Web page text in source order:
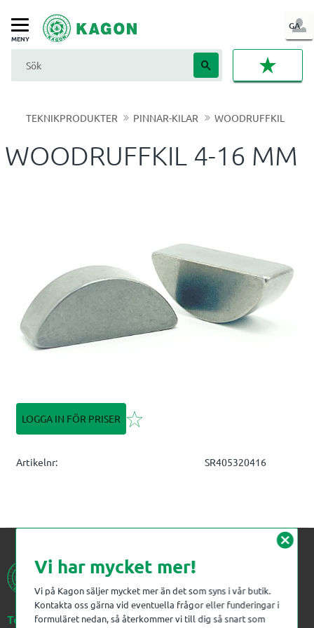
Meny
GA
IN
TEKNIKPRODUKTER PINNAR-KILAR WOODRUFFKIL
WOODRUFFKIL 4-16 MM
LOGGA IN FÖR PRISER Lägg till i favoriter
Artikelnr SR405320416
Telefon:023-383 18 00
cancel
Vi har mycket mer!
Vi på Kagon säljer mycket mer än det som syns i vår butik.
Kontakta oss gärna vid eventuella frågor eller funderingar i
formuläret nedan, så återkommer vi till dig så snart som